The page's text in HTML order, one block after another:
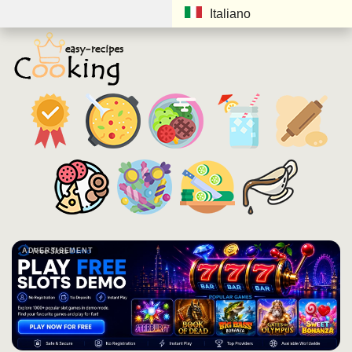
Italiano
ADVERTISEMENT